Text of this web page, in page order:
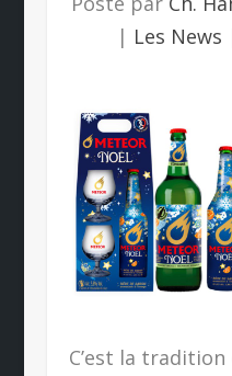
| Les News
C’est la